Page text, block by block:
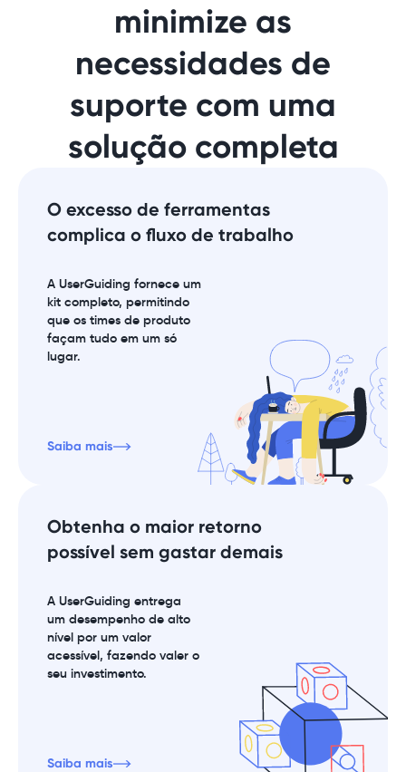
minimize as
necessidades de
suporte com uma
solução completa
O excesso de ferramentas
complica o fluxo de trabalho
A UserGuiding fornece um
kit completo, permitindo
que os times de produto
façam tudo em um só
lugar.
Saiba mais
Obtenha o maior retorno
possível sem gastar demais
A UserGuiding entrega
um desempenho de alto
nível por um valor
acessível, fazendo valer o
seu investimento.
Saiba mais